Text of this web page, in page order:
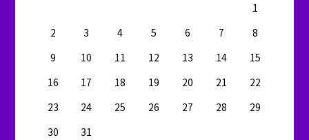
1
2
3 4 5 6 7
8
9
10 11 12 13 14
15
16
17 18 19 20 21
22
23
24 25 26 27 28
29
30
31